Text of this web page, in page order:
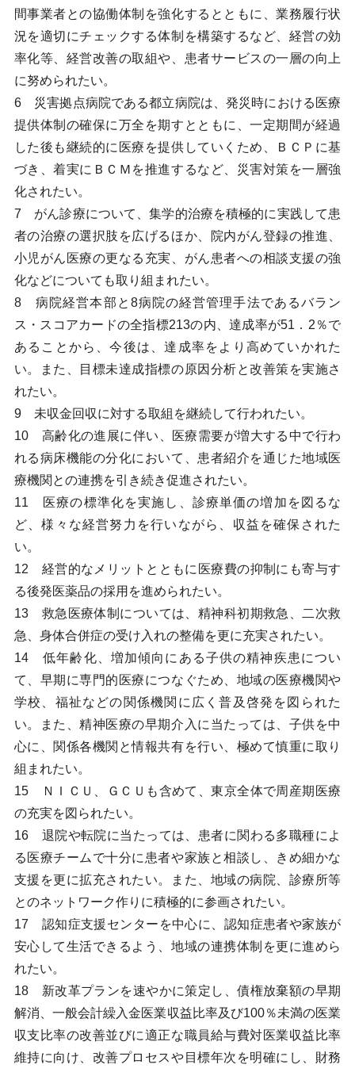
間事業者との協働体制を強化するとともに、業務履行状
況を適切にチェックする体制を構築するなど、経営の効
率化等、経営改善の取組や、患者サービスの一層の向上
に努められたい。
6 災害拠点病院である都立病院は、発災時における医療
提供体制の確保に万全を期すとともに、一定期間が経過
した後も継続的に医療を提供していくため、ＢＣＰに基
づき、着実にＢＣＭを推進するなど、災害対策を一層強
化されたい。
7 がん診療について、集学的治療を積極的に実践して患
者の治療の選択肢を広げるほか、院内がん登録の推進、
小児がん医療の更なる充実、がん患者への相談支援の強
化などについても取り組まれたい。
8 病院経営本部と8病院の経営管理手法であるバラン
ス・スコアカードの全指標213の内、達成率が51．2％で
あることから、今後は、達成率をより高めていかれた
い。また、目標未達成指標の原因分析と改善策を実施さ
れたい。
9 未収金回収に対する取組を継続して行われたい。
10 高齢化の進展に伴い、医療需要が増大する中で行わ
れる病床機能の分化において、患者紹介を通じた地域医
療機関との連携を引き続き促進されたい。
11 医療の標準化を実施し、診療単価の増加を図るな
ど、様々な経営努力を行いながら、収益を確保された
い。
12 経営的なメリットとともに医療費の抑制にも寄与す
る後発医薬品の採用を進められたい。
13 救急医療体制については、精神科初期救急、二次救
急、身体合併症の受け入れの整備を更に充実されたい。
14 低年齢化、増加傾向にある子供の精神疾患につい
て、早期に専門的医療につなぐため、地域の医療機関や
学校、福祉などの関係機関に広く普及啓発を図られた
い。また、精神医療の早期介入に当たっては、子供を中
心に、関係各機関と情報共有を行い、極めて慎重に取り
組まれたい。
15 ＮＩＣＵ、ＧＣＵも含めて、東京全体で周産期医療
の充実を図られたい。
16 退院や転院に当たっては、患者に関わる多職種によ
る医療チームで十分に患者や家族と相談し、きめ細かな
支援を更に拡充されたい。また、地域の病院、診療所等
とのネットワーク作りに積極的に参画されたい。
17 認知症支援センターを中心に、認知症患者や家族が
安心して生活できるよう、地域の連携体制を更に進めら
れたい。
18 新改革プランを速やかに策定し、債権放棄額の早期
解消、一般会計繰入金医業収益比率及び100％未満の医業
収支比率の改善並びに適正な職員給与費対医業収益比率
維持に向け、改善プロセスや目標年次を明確にし、財務